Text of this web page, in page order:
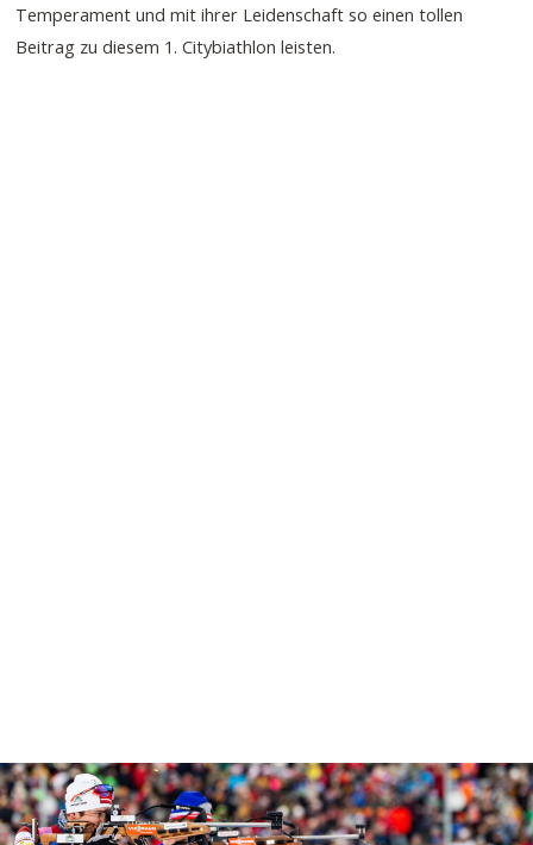
Temperament und mit ihrer Leidenschaft so einen tollen
Beitrag zu diesem 1. Citybiathlon leisten.